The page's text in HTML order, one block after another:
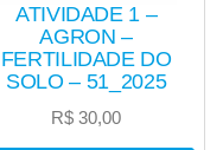
ATIVIDADE 1 –
AGRON –
FERTILIDADE DO
SOLO – 51_2025
R$ 30,00